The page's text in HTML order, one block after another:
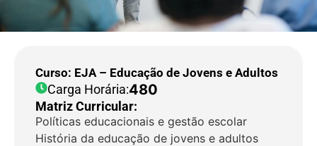
Curso: EJA – Educação de Jovens e Adultos
Carga Horária:480
Matriz Curricular:
Políticas educacionais e gestão escolar
História da educação de jovens e adultos